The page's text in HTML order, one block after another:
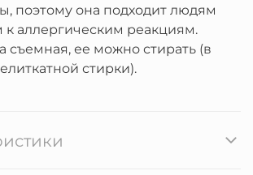
поэтому она подходит людям
аллергическим реакциям.
съемная, ее можно стирать (в
стирки).